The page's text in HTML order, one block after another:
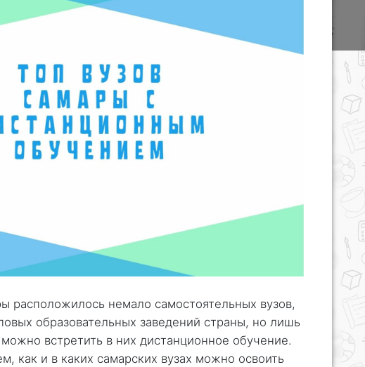
расположилось немало самостоятельных вузов,
образовательных заведений страны, но лишь
встретить в них дистанционное обучение.
как и в каких самарских вузах можно освоить